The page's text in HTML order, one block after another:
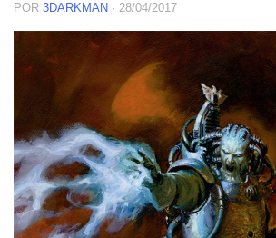
POR 3DARKMAN · 28/04/2017